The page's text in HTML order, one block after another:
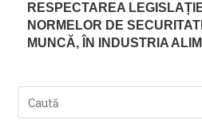
RESPECTAREA
NORMELOR DE
MUNCĂ, ÎN INDUSTRIA